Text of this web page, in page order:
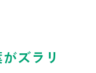
ズラリ